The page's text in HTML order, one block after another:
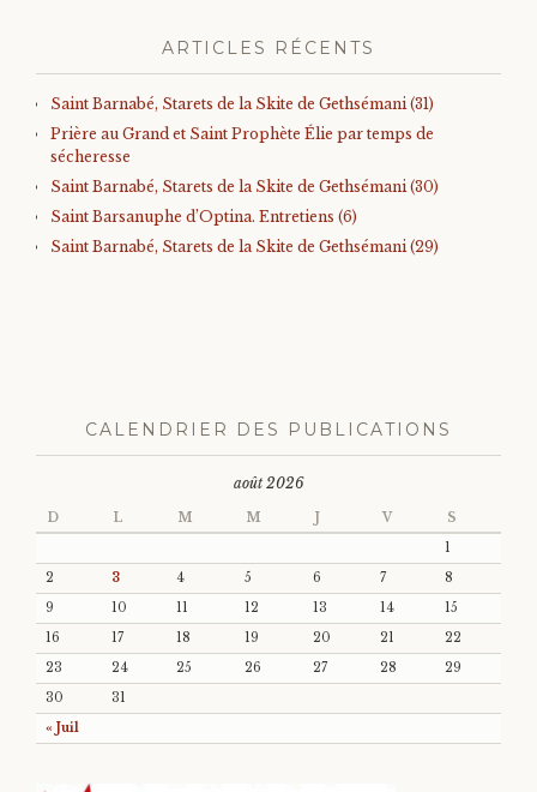
ARTICLES RÉCENTS
Saint Barnabé, Starets de la Skite de Gethsémani (31)
Prière au Grand et Saint Prophète Élie par temps de
sécheresse
Saint Barnabé, Starets de la Skite de Gethsémani (30)
Saint Barsanuphe d’Optina. Entretiens (6)
Saint Barnabé, Starets de la Skite de Gethsémani (29)
CALENDRIER DES PUBLICATIONS
août 2026
D L M M J V S
« Juil
1
2
3 4 5 6 7
8
9
10 11 12 13 14
15
16
17 18 19 20 21
22
23
24 25 26 27 28
29
30
31